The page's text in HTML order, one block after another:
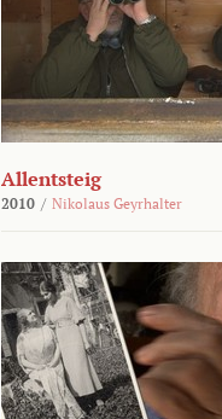
Allentsteig
2010 / Nikolaus Geyrhalter